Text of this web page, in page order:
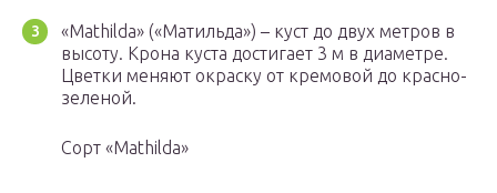
«Mathilda» («Матильда») – куст до двух метров в
высоту. Крона куста достигает 3 м в диаметре.
Цветки меняют окраску от кремовой до красно-
зеленой.
Сорт «Mathilda»